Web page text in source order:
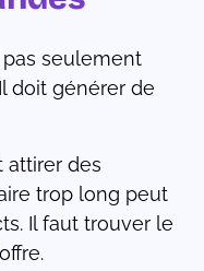
seulement
doit générer de
attirer des
trop long peut
Il faut trouver le